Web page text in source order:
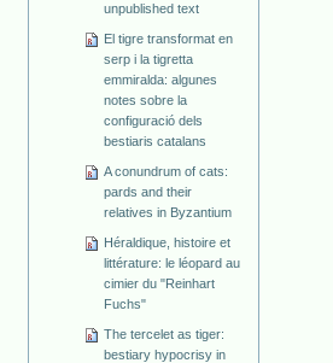
unpublished text
El tigre transformat en
serp i la tigretta
emmiralda: algunes
notes sobre la
configuració dels
bestiaris catalans
A conundrum of cats:
pards and their
relatives in Byzantium
Héraldique, histoire et
littérature: le léopard au
cimier du "Reinhart
Fuchs"
The tercelet as tiger:
bestiary hypocrisy in